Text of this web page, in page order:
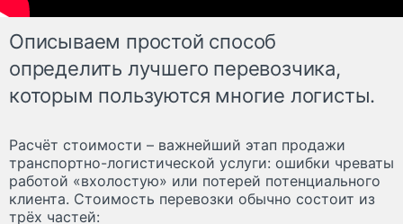
Описываем простой способ
определить лучшего перевозчика,
которым пользуются многие логисты.
Расчёт стоимости – важнейший этап продажи
транспортно-логистической услуги: ошибки чреваты
работой «вхолостую» или потерей потенциального
клиента. Стоимость перевозки обычно состоит из
трёх частей: